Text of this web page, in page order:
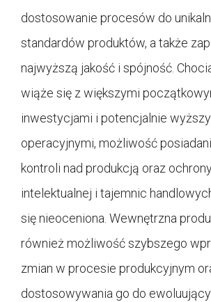
dostosowanie procesów do
standardów produktów, a także
najwyższą jakość i spójność.
wiąże się z większymi
inwestycjami i potencjalnie
operacyjnymi, możliwość
kontroli nad produkcją oraz
intelektualnej i tajemnic
się nieoceniona. Wewnętrzna
również możliwość szybszego
zmian w procesie produkcyjnym
dostosowywania go do